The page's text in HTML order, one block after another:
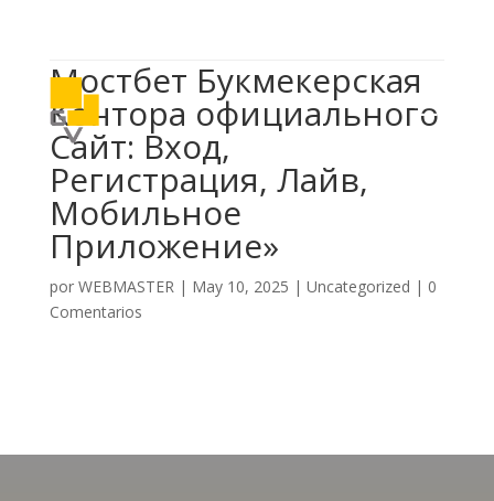
a
Мостбет Букмекерская
Контора официального
Сайт: Вход,
Регистрация, Лайв,
Мобильное
Приложение»
por WEBMASTER| May 10, 2025 | Uncategorized | 0
Comentarios